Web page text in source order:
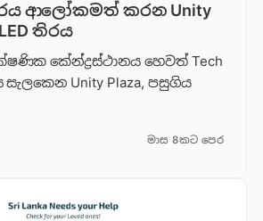
ආලෝකමත් කරන Unity
තිරය
කේන්ද්‍රස්ථානය හෙවත් Tech
Unity Plaza, පසුගිය
මාස 8කට පෙර